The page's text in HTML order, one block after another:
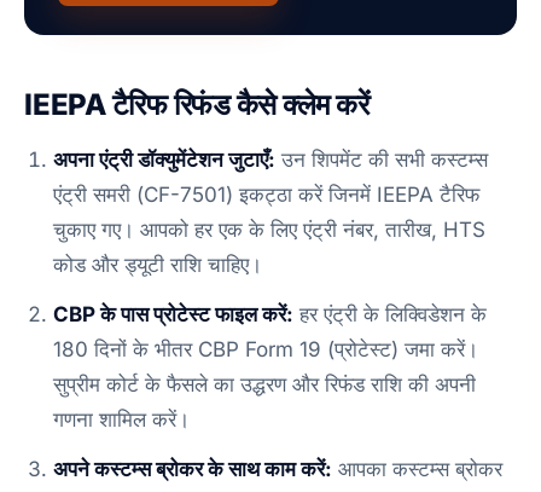
IEEPA टैरिफ रिफंड कैसे क्लेम करें
अपना एंट्री डॉक्युमेंटेशन जुटाएँ: उन शिपमेंट की सभी कस्टम्स
एंट्री समरी (CF-7501) इकट्ठा करें जिनमें IEEPA टैरिफ
चुकाए गए। आपको हर एक के लिए एंट्री नंबर, तारीख, HTS
कोड और ड्यूटी राशि चाहिए।
CBP के पास प्रोटेस्ट फाइल करें: हर एंट्री के लिक्विडेशन के
180 दिनों के भीतर CBP Form 19 (प्रोटेस्ट) जमा करें।
सुप्रीम कोर्ट के फैसले का उद्धरण और रिफंड राशि की अपनी
गणना शामिल करें।
अपने कस्टम्स ब्रोकर के साथ काम करें: आपका कस्टम्स ब्रोकर